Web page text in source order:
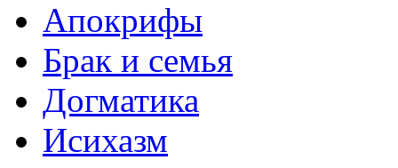
Апокрифы
Брак и семья
Догматика
Исихазм